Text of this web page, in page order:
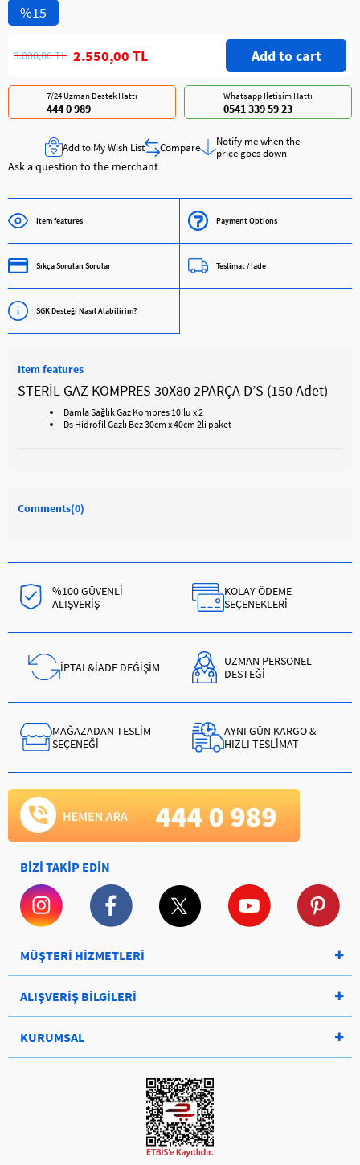
15
3.000,00 TL 2.550,00 TL
Whatsapp İletişim Hattı
0541 339 59 23
7/24 Uzman Destek Hattı
444 0 989
Add to My Wish List Compare
Notify me when the
price goes down
Ask a question to the merchant
Item features Payment Options
Sıkça Sorulan Sorular Teslimat / İade
SGK Desteği Nasıl Alabilirim?
Item features
STERİL GAZ KOMPRES 30X80 2PARÇA D’S (150 Adet)
Damla Sağlık Gaz Kompres 10’lu x 2
Ds Hidrofil Gazlı Bez 30cm x 40cm 2li paket
Comments(0)
%100 GÜVENLİ
ALIŞVERİŞ
KOLAY ÖDEME
SEÇENEKLERİ
İPTAL&İADE DEĞİŞİM
UZMAN PERSONEL
DESTEĞİ
MAĞAZADAN TESLİM
SEÇENEĞİ
AYNI GÜN KARGO &
HIZLI TESLİMAT
BİZİ TAKİP EDİN
MÜŞTERİ HİZMETLERİ
ALIŞVERİŞ BİLGİLERİ
KURUMSAL